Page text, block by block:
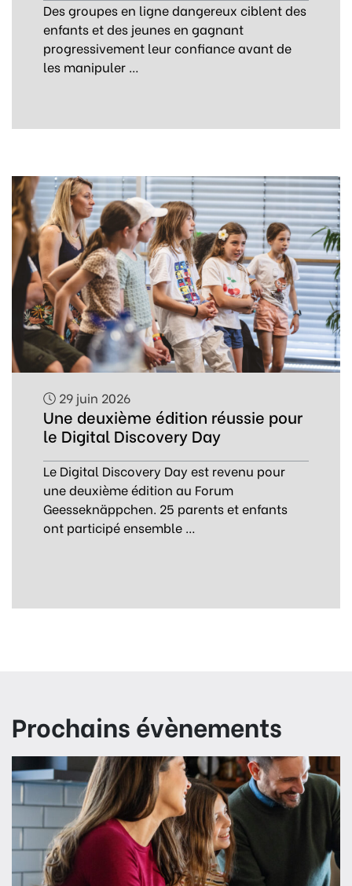
Des groupes en ligne dangereux ciblent des
enfants et des jeunes en gagnant
progressivement leur confiance avant de
les manipuler …
29 juin 2026
Une deuxième édition réussie pour
le Digital Discovery Day
Le Digital Discovery Day est revenu pour
une deuxième édition au Forum
Geesseknäppchen. 25 parents et enfants
ont participé ensemble …
Prochains évènements